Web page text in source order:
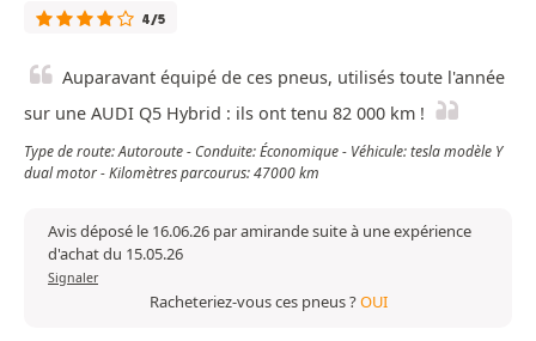
4/5
Auparavant équipé de ces pneus, utilisés toute l'année
sur une AUDI Q5 Hybrid : ils ont tenu 82 000 km !
Type de route: Autoroute - Conduite: Économique - Véhicule: tesla modèle Y
dual motor - Kilomètres parcourus: 47000 km
Avis déposé le 16.06.26 par amirande suite à une expérience
d'achat du 15.05.26
Signaler
Racheteriez-vous ces pneus ?OUI